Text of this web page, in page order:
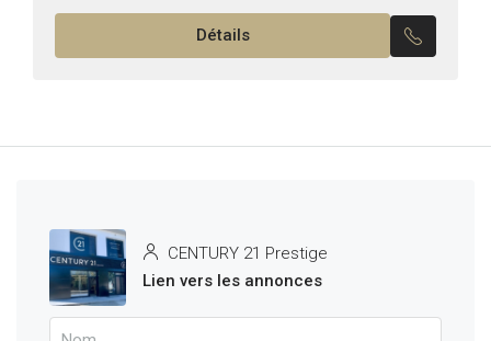
Détails
CENTURY 21 Prestige
Lien vers les annonces